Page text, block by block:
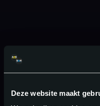
Deze website maakt